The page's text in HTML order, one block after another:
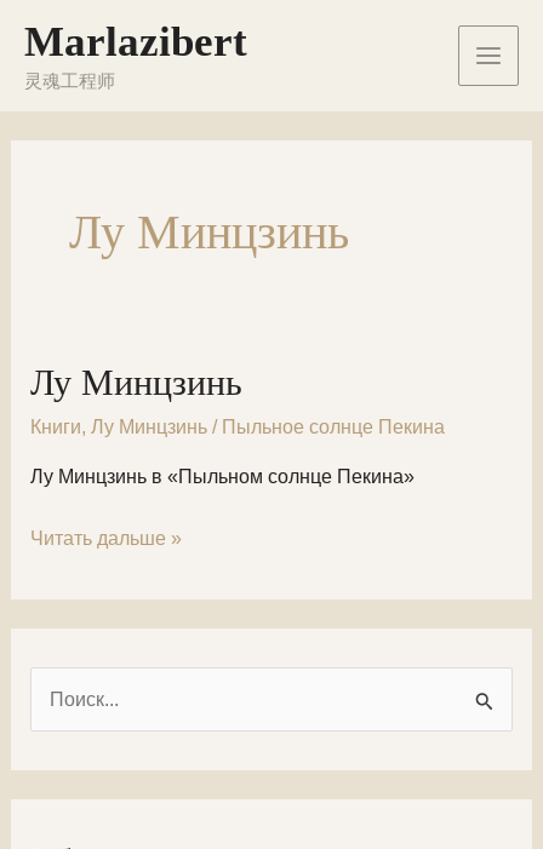
содержимому
Marlazibert
灵魂工程师
Main
Menu
Лу Минцзинь
Лу Минцзинь
Книги, Лу Минцзинь/ Пыльное солнце Пекина
Лу Минцзинь в «Пыльном солнце Пекина»
Лу
Читать дальше »
с